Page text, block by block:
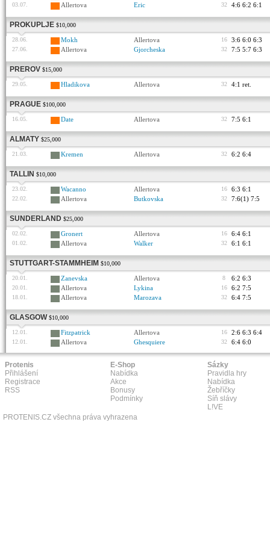
03.07. Allertova Eric 32 4:6 6:2 6:1
PROKUPLJE $10,000
28.06. Mokh Allertova 16 3:6 6:0 6:3
27.06. Allertova Gjorcheska 32 7:5 5:7 6:3
PREROV $15,000
29.05. Hladikova Allertova 32 4:1 ret.
PRAGUE $100,000
16.05. Date Allertova 32 7:5 6:1
ALMATY $25,000
21.03. Kremen Allertova 32 6:2 6:4
TALLIN $10,000
23.02. Wacanno Allertova 16 6:3 6:1
22.02. Allertova Butkovska 32 7:6(1) 7:5
SUNDERLAND $25,000
02.02. Gronert Allertova 16 6:4 6:1
01.02. Allertova Walker 32 6:1 6:1
STUTTGART-STAMMHEIM $10,000
20.01. Zanevska Allertova 8 6:2 6:3
20.01. Allertova Lykina 16 6:2 7:5
18.01. Allertova Marozava 32 6:4 7:5
GLASGOW $10,000
12.01. Fitzpatrick Allertova 16 2:6 6:3 6:4
12.01. Allertova Ghesquiere 32 6:4 6:0
Protenis
Přihlášení
Registrace
RSS
E-Shop
Nabídka
Akce
Bonusy
Podmínky
Sázky
Pravidla hry
Nabídka
Žebříčky
Síň slávy
L!VE
PROTENIS.CZ všechna práva vyhrazena